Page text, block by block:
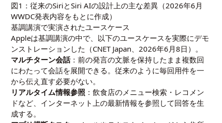
図1：従来のSiriとSiri AIの設計上の主な差異（2026年6月
WWDC発表内容をもとに作成）
基調講演で実演されたユースケース
Appleは基調講演の中で、以下のユースケースを実際にデモ
ンストレーションした（CNET Japan、2026年6月8日）。
マルチターン会話：前の発言の文脈を保持したまま複数回
にわたって会話を展開できる。従来のように毎回用件を一
から伝え直す必要がない。
リアルタイム情報参照 ：飲食店のメニュー検索・レコメン
ドなど、インターネット上の最新情報を参照して回答を生
成する。